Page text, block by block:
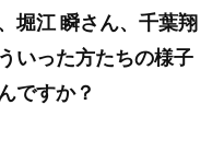
堀江 瞬さん、千葉翔
いった方たちの様子
ですか？